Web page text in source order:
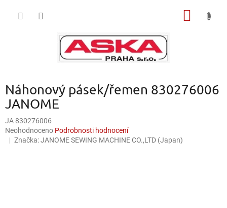
Náhonový pásek/řemen 830276006
JANOME
JA 830276006
Průměrné
hodnocení
Neohodnoceno Podrobnosti hodnocení
Značka:JANOME SEWING MACHINE CO.,LTD (Japan)